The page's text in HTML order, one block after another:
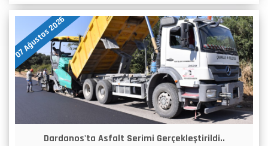
07 Ağustos 2026
Dardanos'ta Asfalt Serimi Gerçekleştirildi..